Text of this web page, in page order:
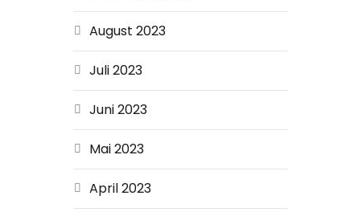
August 2023
Juli 2023
Juni 2023
Mai 2023
April 2023